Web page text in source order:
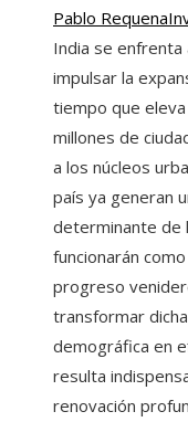
Pablo Requena
India se enfrenta
impulsar la
tiempo que
millones de
a los núcleos
país ya generan
determinante de
funcionarán
progreso
transformar
demográfica en
resulta
renovación